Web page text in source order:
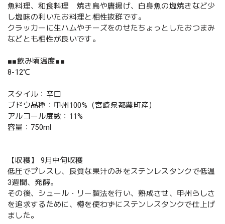
魚料理、和食料理 焼き鳥や唐揚げ、白身魚の塩焼きなど少
し塩味の利いたお料理と相性抜群です。
クラッカーに生ハムやチーズをのせたちょっとしたおつまみ
などとも相性が良いです。
■■飲み頃温度■■
8-12℃
スタイル：辛口
ブドウ品種：甲州100%（宮崎県都農町産）
アルコール度数：11%
容量：750ml
【収穫】 9月中旬収穫
低圧でプレスし、良質な果汁のみをステンレスタンクで低温
3週間、発酵。
その後、シュール・リー製法を行い、熟成させ、甲州らしさ
を追求するために、樽を使わずにステンレスタンクで仕上げ
ました。